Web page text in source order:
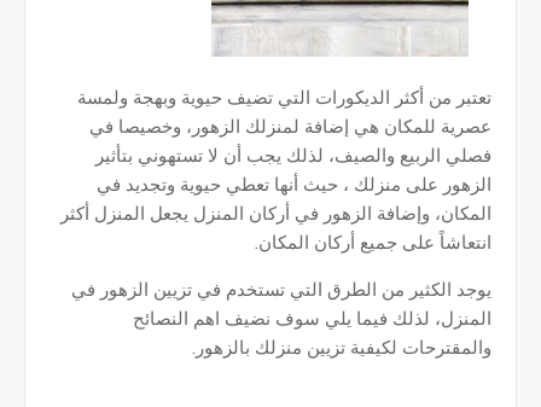
تعتبر من أكثر الديكورات التي تضيف حيوية وبهجة ولمسة
عصرية للمكان هي إضافة لمنزلك الزهور، وخصيصا في
فصلي الربيع والصيف، لذلك يجب أن لا تستهوني بتأثير
الزهور على منزلك ، حيث أنها تعطي حيوية وتجديد في
المكان، وإضافة الزهور في أركان المنزل يجعل المنزل أكثر
انتعاشاً على جميع أركان المكان.
يوجد الكثير من الطرق التي تستخدم في تزيين الزهور في
المنزل، لذلك فيما يلي سوف نضيف اهم النصائح
والمقترحات لكيفية تزيين منزلك بالزهور.